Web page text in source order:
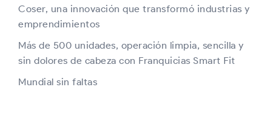
Coser, una innovación que transformó industrias y
emprendimientos
Más de 500 unidades, operación limpia, sencilla y
sin dolores de cabeza con Franquicias Smart Fit
Mundial sin faltas